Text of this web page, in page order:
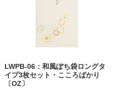
LWPB-06：和風ぽち袋ロングタ
イプ3枚セット・こころばかり
〔OZ〕